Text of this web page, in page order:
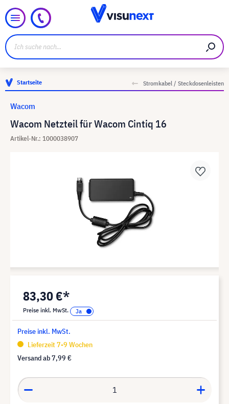
Startseite Stromkabel / Steckdosenleisten
Wacom Netzteil für Wacom Cintiq 16
Artikel-Nr.: 1000038907
Wacom
83,30 €*
Preise inkl. MwSt.
Preise inkl. MwSt.
Lieferzeit 7-9 Wochen
Versand ab7,99 €